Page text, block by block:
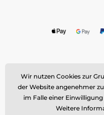
Momanio s.r.o., Okružní
E-Mail:
ID:
Wir nutzen Cookies zur
der Website angenehmer
im Falle einer
Weitere